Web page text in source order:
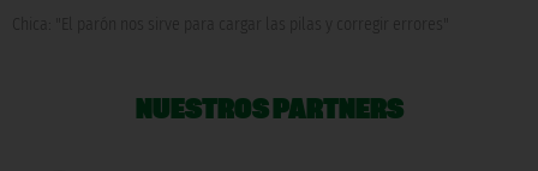
NUESTROS PARTNERS